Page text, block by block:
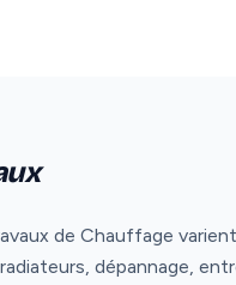
de Chauffage
dépannage,